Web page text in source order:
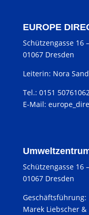
EUROPE
Schützengasse 16
01067 Dresden
Leiterin: Nora
Tel.: 0151
E-Mail:
Schützengasse 16
01067 Dresden
Geschäftsführung:
Marek Liebscher &